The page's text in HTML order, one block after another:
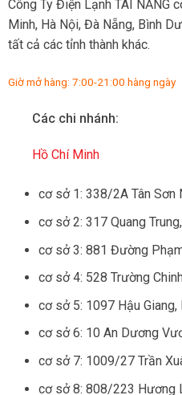
Công Ty Điện Lạnh TÀI NĂNG
Minh, Hà Nội, Đà Nẵng, Bình
tất cả các tỉnh thành khác.
Giờ mở hàng: 7:00-21:00 hàng ngày
Các chi nhánh:
Hồ Chí Minh
cơ sở 1: 338/2A Tân Sơn
cơ sở 2: 317 Quang
cơ sở 3: 881 Đường
cơ sở 4: 528 Trường
cơ sở 5: 1097 Hậu Giang,
cơ sở 6: 10 An Dương
cơ sở 7: 1009/27 Trần
cơ sở 8: 808/223 Hương